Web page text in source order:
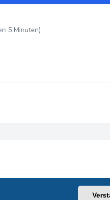
5 Minuten)
Nutzungsbedingungen|Alle